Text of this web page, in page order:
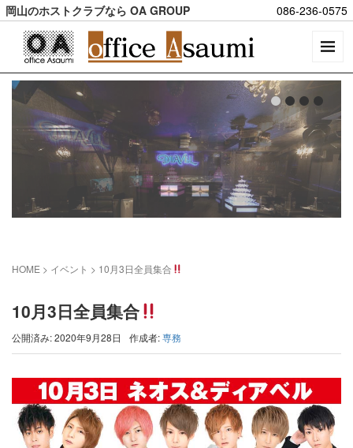
岡山のホストクラブなら OA GROUP 086-236-0575
HOME > イベント > 10月3日全員集合
10月3日全員集合
公開済み: 2020年9月28日 作成者:専務